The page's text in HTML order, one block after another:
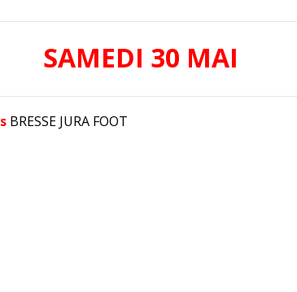
SAMEDI 30 MAI
BRESSE JURA FOOT